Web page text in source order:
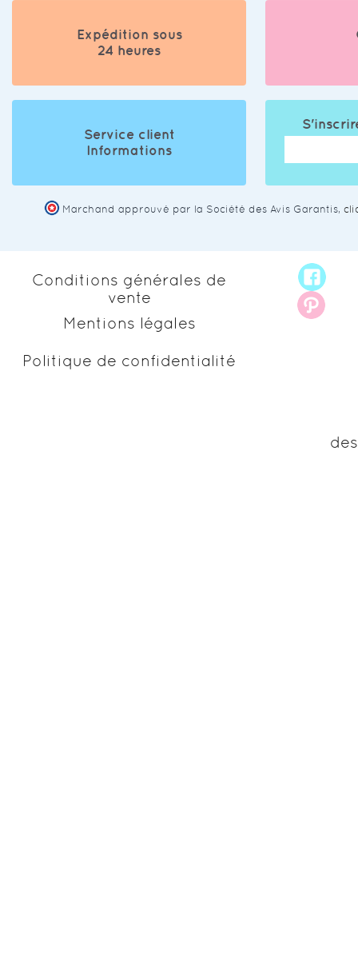
Expédition sous
24 heures
Service client
Informations
Marchand approuvé par la Société des Avis Garantis,
Conditions générales de
vente
Mentions légales
Politique de confidentialité